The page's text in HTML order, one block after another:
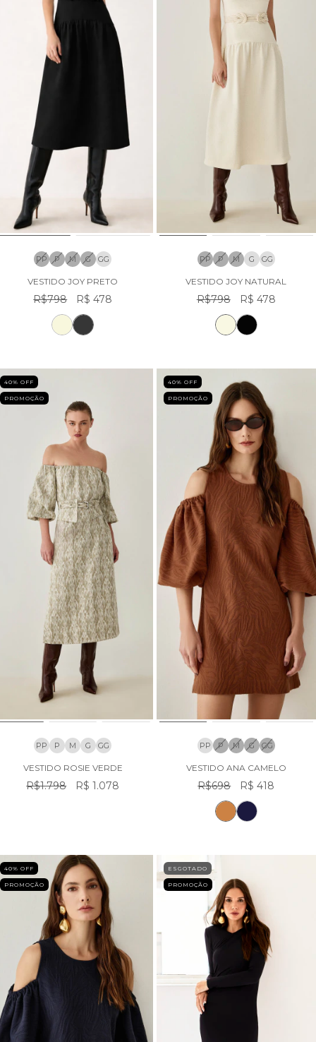
PP P M G GG
VESTIDO JOY PRETO
R$798 R$ 478
PP P M G GG
VESTIDO JOY NATURAL
R$798 R$ 478
40% OFF
PROMOÇÃO
PP P M G GG
VESTIDO ROSIE VERDE
R$1.798 R$ 1.078
40% OFF
PROMOÇÃO
PP P M G GG
VESTIDO ANA CAMELO
R$698 R$ 418
40% OFF
PROMOÇÃO
ESGOTADO
PROMOÇÃO